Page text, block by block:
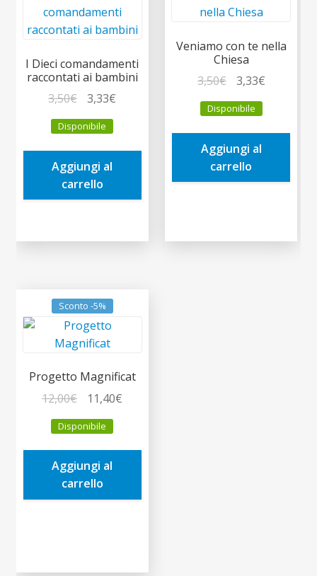
I Dieci comandamenti
raccontati ai bambini
3,50€
prezzo
originale
era:
3,50€.
3,33€
è:
Disponibile
Aggiungi al
carrello
Veniamo con te nella
Chiesa
3,50€
prezzo
originale
era:
3,50€.
3,33€Il
è:
Disponibile
Aggiungi al
carrello
Sconto -5%
Progetto Magnificat
12,00€
prezzo
originale
era:
12,00€.
11,40€
è:
Disponibile
Aggiungi al
carrello